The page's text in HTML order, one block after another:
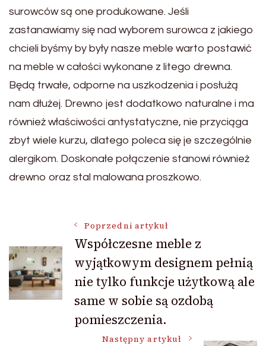
surowców są one produkowane. Jeśli
zastanawiamy się nad wyborem surowca z jakiego
chcieli byśmy by były nasze meble warto postawić
na meble w całości wykonane z litego drewna.
Będą trwałe, odporne na uszkodzenia i posłużą
nam dłużej. Drewno jest dodatkowo naturalne i ma
również właściwości antystatyczne, nie przyciąga
zbyt wiele kurzu, dlatego poleca się je szczególnie
alergikom. Doskonałe połączenie stanowi również
drewno oraz stal malowana proszkowo.
Nawigacja
wpisu
Poprzedni artykuł
Współczesne meble z
wyjątkowym designem pełnią
nie tylko funkcje użytkową ale
same w sobie są ozdobą
pomieszczenia.
Następny artykuł